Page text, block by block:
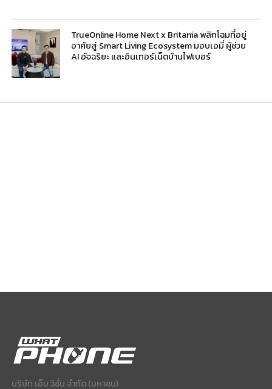
TrueOnline Home Next x Britania พลิกโฉมที่อยู่
อาศัยสู่ Smart Living Ecosystem มอบเอมี่ ผู้ช่วย
AI อัจฉริยะ และอินเทอร์เน็ตบ้านไฟเบอร์
บริษัท เอ็ม วิชั่น จำกัด (มหาชน)